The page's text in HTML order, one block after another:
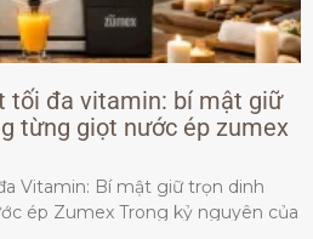
tối đa vitamin: bí mật giữ
từng giọt nước ép zumex
Vitamin: Bí mật giữ trọn dinh
ép Zumex Trong kỷ nguyên của